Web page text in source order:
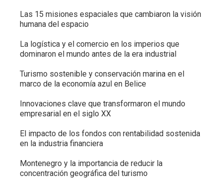
Las 15 misiones espaciales que cambiaron la visión
humana del espacio
La logística y el comercio en los imperios que
dominaron el mundo antes de la era industrial
Turismo sostenible y conservación marina en el
marco de la economía azul en Belice
Innovaciones clave que transformaron el mundo
empresarial en el siglo XX
El impacto de los fondos con rentabilidad sostenida
en la industria financiera
Montenegro y la importancia de reducir la
concentración geográfica del turismo